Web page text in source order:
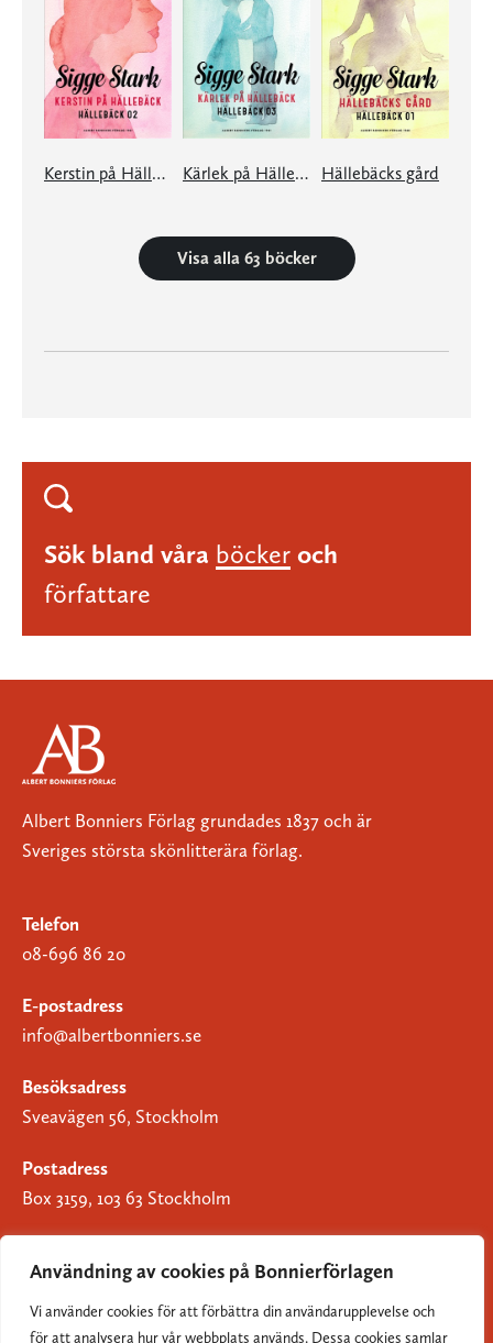
Användning av cookies på Bonnierförlagen
Vi använder cookies för att förbättra din användarupplevelse och
för att analysera hur vår webbplats används. Dessa cookies samlar
Kerstin på Hällebäck Kärlek på Hällebäck Hällebäcks gård
Visa alla 63 böcker
Sök bland våra böcker och
författare
Albert Bonniers Förlag grundades 1837 och är
Sveriges största skönlitterära förlag.
Telefon
08-696 86 20
E-postadress
info@albertbonniers.se
Besöksadress
Sveavägen 56, Stockholm
Postadress
Box 3159, 103 63 Stockholm
Om Bonnierförlagen